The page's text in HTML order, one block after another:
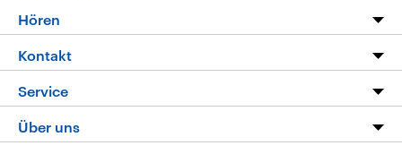
Programm
Die Nachrichten
Nachrichtenleicht
Neue Beiträge auf dlf.de
Hören
Livestream
Podcasts
Deutschlandfunk App
Kontakt
Hörerservice
Service
FAQ
Über uns